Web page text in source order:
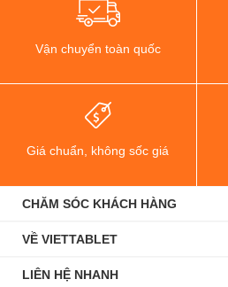
Vận chuyển toàn quốc
Giá chuẩn, không sốc giá
CHĂM SÓC KHÁCH HÀNG
VỀ VIETTABLET
LIÊN HỆ NHANH